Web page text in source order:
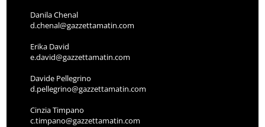
Danila Chenal
d.chenal@gazzettamatin.com
Erika David
e.david@gazzettamatin.com
Davide Pellegrino
d.pellegrino@gazzettamatin.com
Cinzia Timpano
c.timpano@gazzettamatin.com